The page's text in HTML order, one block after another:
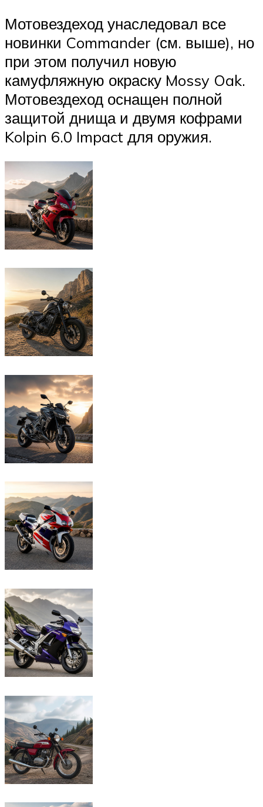
Мотовездеход унаследовал все
новинки Commander (см. выше), но
при этом получил новую
камуфляжную окраску Mossy Oak.
Мотовездеход оснащен полной
защитой днища и двумя кофрами
Kolpin 6.0 Impact для оружия.